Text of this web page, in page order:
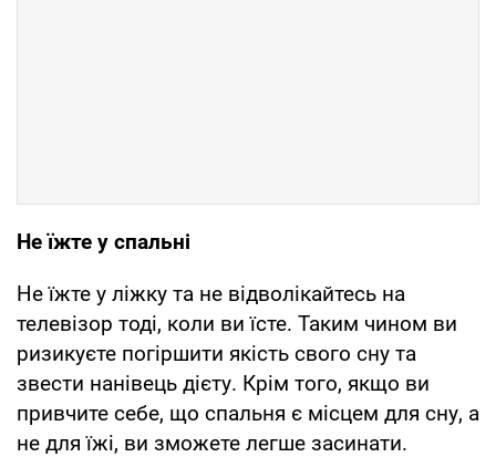
Не їжте у спальні
Не їжте у ліжку та не відволікайтесь на
телевізор тоді, коли ви їсте. Таким чином ви
ризикуєте погіршити якість свого сну та
звести нанівець дієту. Крім того, якщо ви
привчите себе, що спальня є місцем для сну, а
не для їжі, ви зможете легше засинати.